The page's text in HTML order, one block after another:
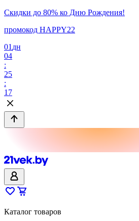
Скидки до 80% ко Дню Рождения!
промокод HAPPY22
01 дн
04
:
25
:
17
Каталог товаров